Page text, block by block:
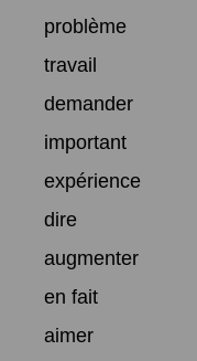
problème
travail
demander
important
expérience
dire
augmenter
en fait
aimer